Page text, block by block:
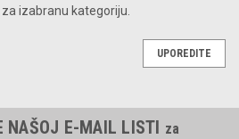
izabranu kategoriju.
UPOREDITE
NAŠOJ E-MAIL LISTI za